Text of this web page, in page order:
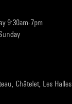
9:30am-7pm
Châtelet, Les Halles